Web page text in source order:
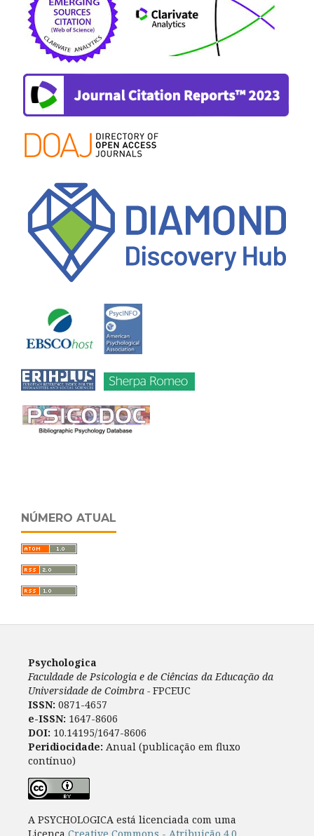
NÚMERO ATUAL
Psychologica
Faculdade de Psicologia e de Ciências da Educação da
Universidade de Coimbra - FPCEUC
ISSN: 0871-4657
e-ISSN: 1647-8606
DOI: 10.14195/1647-8606
Peridiocidade: Anual (publicação em fluxo
contínuo)
A PSYCHOLOGICA está licenciada com uma